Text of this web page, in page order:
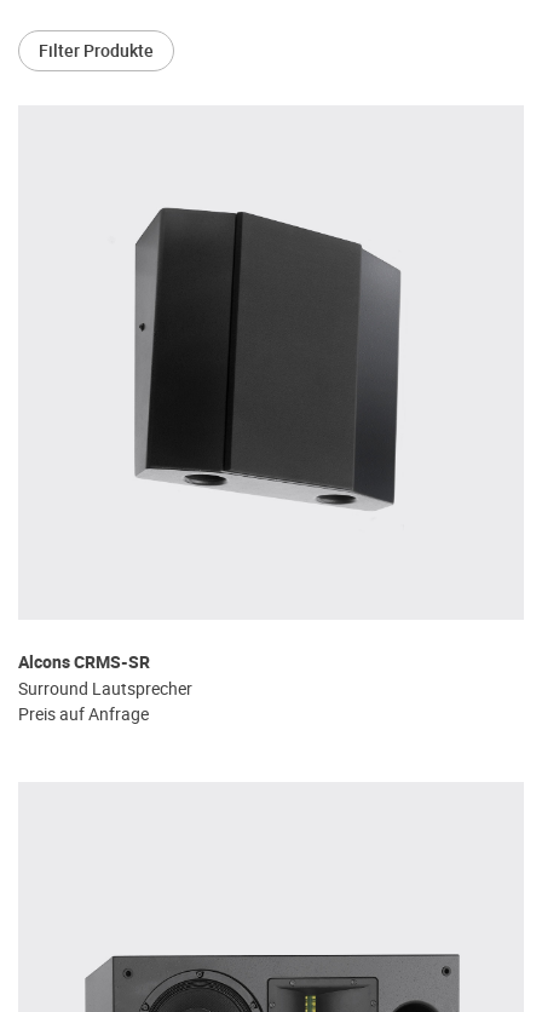
Dritter oder z.B. aufgrund einer Rezension
gekauft. Leider bereuen viele Menschen ihre
Möglichkeit, Ihr(e) Wunschgerät(e) ganz
ohne Zeitdruck in unserem Palazzo
Hörschloss Probe zu hören. Nutzen Sie
diese Möglichkeit!
Vereinbaren Sie einen Hörtermin.
Filter Produkte
Alcons CRMS-SR
Surround Lautsprecher
Preis auf Anfrage